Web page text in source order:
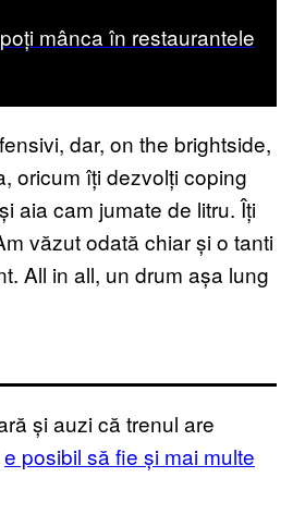
mânca în restaurantele
dar, on the brightside,
oricum îți dezvolți coping
aia cam jumate de litru. Îți
văzut odată chiar și o tanti
All in all, un drum așa lung
și auzi că trenul are
e posibil să fie și mai multe